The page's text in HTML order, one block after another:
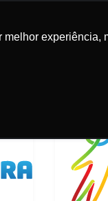
(SEM